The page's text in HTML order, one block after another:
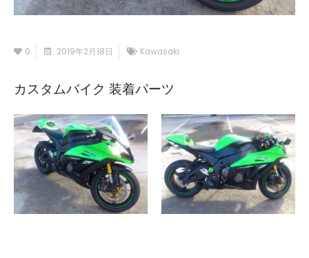
0 2019年2月18日 Kawasaki
カスタムバイク 装着パーツ